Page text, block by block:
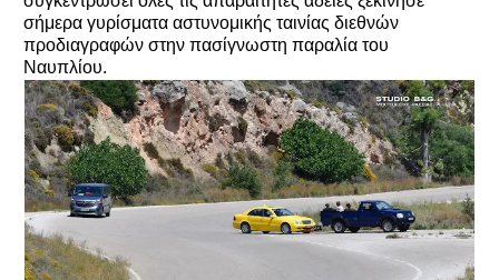
σήμερα γυρίσματα αστυνομικής ταινίας διεθνών
προδιαγραφών στην πασίγνωστη παραλία του
Ναυπλίου.